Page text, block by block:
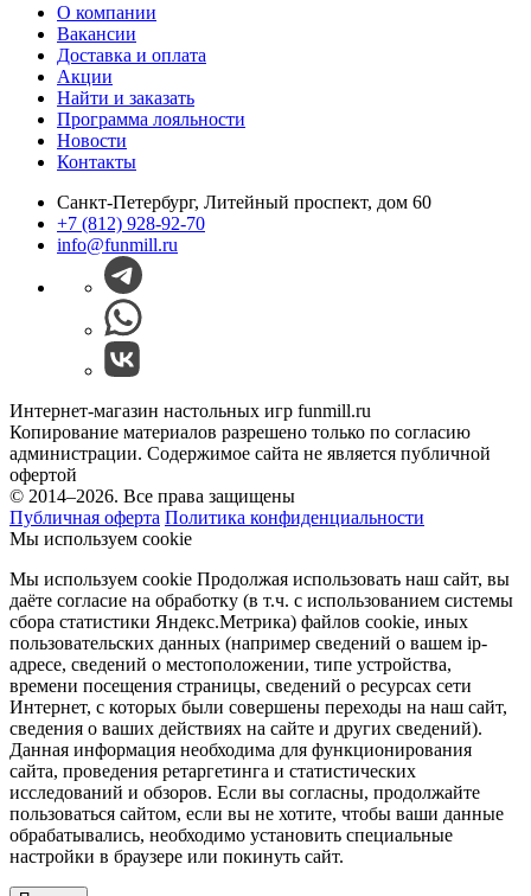
О компании
Вакансии
Доставка и оплата
Акции
Найти и заказать
Программа лояльности
Новости
Контакты
Санкт-Петербург, Литейный проспект, дом 60
+7 (812) 928-92-70
info@funmill.ru
Интернет-магазин настольных игр funmill.ru
Копирование материалов разрешено только по согласию
администрации. Содержимое сайта не является публичной
офертой
© 2014–2026. Все права защищены
Публичная оферта Политика конфиденциальности
Мы используем cookie
Мы используем cookie Продолжая использовать наш cайт, вы
даёте согласие на обработку (в т.ч. с использованием системы
сбора статистики Яндекс.Метрика) файлов cookie, иных
пользовательских данных (например сведений о вашем ip-
адресе, сведений о местоположении, типе устройства,
времени посещения страницы, сведений о ресурсах сети
Интернет, с которых были совершены переходы на наш сайт,
сведения о ваших действиях на сайте и других сведений).
Данная информация необходима для функционирования
сайта, проведения ретаргетинга и статистических
исследований и обзоров. Если вы согласны, продолжайте
пользоваться сайтом, если вы не хотите, чтобы ваши данные
обрабатывались, необходимо установить специальные
настройки в браузере или покинуть сайт.